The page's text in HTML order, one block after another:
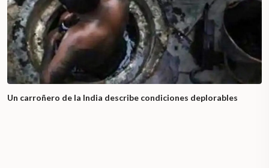
Un carroñero de la India describe condiciones deplorables